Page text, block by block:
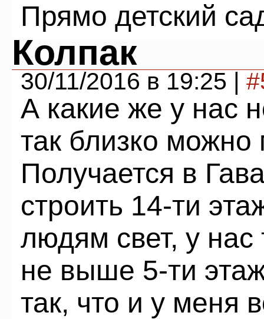
Прямо детский
Колпак
30/11/2016 в 19:25 |
А какие же у нас
так близко можно
Получается в
строить 14-ти
людям свет, у нас
не выше 5-ти
так, что и у меня